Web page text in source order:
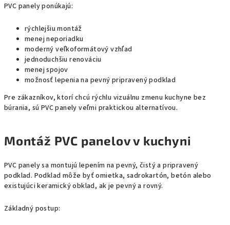
PVC panely ponúkajú:
rýchlejšiu montáž
menej neporiadku
moderný veľkoformátový vzhľad
jednoduchšiu renováciu
menej spojov
možnosť lepenia na pevný pripravený podklad
Pre zákazníkov, ktorí chcú rýchlu vizuálnu zmenu kuchyne bez
búrania, sú PVC panely veľmi praktickou alternatívou.
Montáž PVC panelov v kuchyni
PVC panely sa montujú lepením na pevný, čistý a pripravený
podklad. Podklad môže byť omietka, sadrokartón, betón alebo
existujúci keramický obklad, ak je pevný a rovný.
Základný postup: